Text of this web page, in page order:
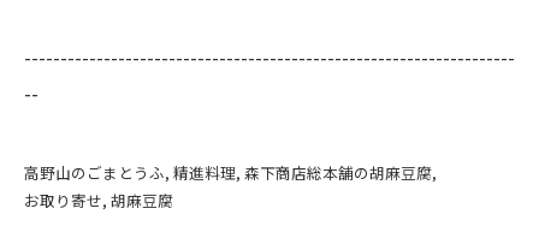
--------------------------------------------------------------------
--
高野山のごまとうふ 精進料理 森下商店総本舗の胡麻豆腐
お取り寄せ 胡麻豆腐